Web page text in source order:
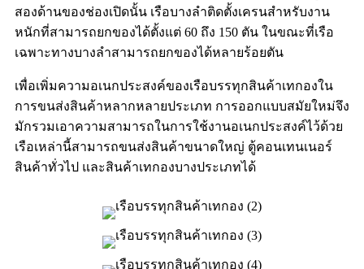
สองด้านของช่องเปิดนั้น เรือบางลำติดตั้งเครนสำหรับงาน
หนักที่สามารถยกของได้ตั้งแต่ 60 ถึง 150 ตัน ในขณะที่เรือ
เฉพาะทางบางลำสามารถยกของได้หลายร้อยตัน
เพื่อเพิ่มความอเนกประสงค์ของเรือบรรทุกสินค้าเทกองใน
การขนส่งสินค้าหลากหลายประเภท การออกแบบสมัยใหม่จึง
มักรวมเอาความสามารถในการใช้งานอเนกประสงค์ไว้ด้วย
เรือเหล่านี้สามารถขนส่งสินค้าขนาดใหญ่ ตู้คอนเทนเนอร์
สินค้าทั่วไป และสินค้าเทกองบางประเภทได้